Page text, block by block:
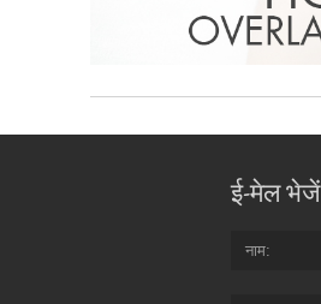
ई-मेल भेजें
नाम